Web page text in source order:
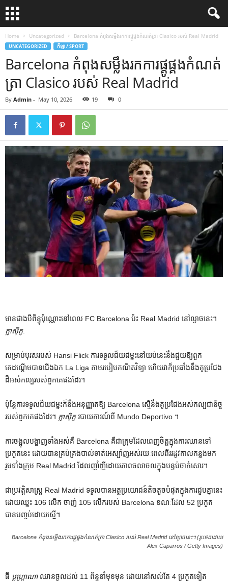
Home Uncategorized Barcelona កំពុងសម្លឹងរកការផ្គូផ្គងកំណត់ត្រា Clasico របស់ Real Madrid
UNCATEGORIZED កីឡា / SPORT
Barcelona កំពុងសម្លឹងរកការផ្គូផ្គងកំណត់
ត្រា Clasico របស់ Real Madrid
By Admin - May 10, 2026 19 0
មាន​ជាង​បី​ពិន្ទុ​ប៉ុណ្ណោះ​នៅ​ពេល FC Barcelona ប៉ះ Real Madrid នៅ​ល្ងាច​នេះ។
ក្លាស៊ីកូ.
សម្រាប់បុរសរបស់ Hansi Flick ការទទួលជ័យជម្នះនៅយប់នេះនឹងជួយឱ្យពួក
គេដណ្តើមបានជើងឯក La Liga តាមរបៀបគណិតវិទ្យា ហើយវាក៏ប្រឆាំងនឹងគូប្រជែង
ដ៏អស់កល្បរបស់ពួកគេផងដែរ។
ប៉ុន្តែ​ការ​ទទួល​ជ័យ​ជម្នះ​ក៏​នឹង​អនុញ្ញាត​ឱ្យ Barcelona ស្មើ​នឹង​គូ​ប្រជែង​អស់​កល្ប​ជានិច្ច​
របស់​ពួក​គេ​ផង​ដែរ​។ ក្លាស៊ីកូរបាយការណ៍ពី Mundo Deportivo ។
ការចង្អុលបង្ហាញទាំងអស់គឺ Barcelona គឺជាក្រុមដែលពេញចិត្តក្នុងការឈានទៅ
ប្រកួតនេះ ដោយបានគ្រប់គ្រងបាល់ទាត់អេស្ប៉ាញអស់រយៈពេលពីររដូវកាលកន្លងមក
រួមទាំងក្រុម Real Madrid ដែលញាំញីដោយភាពចលាចលក្នុងបន្ទប់ចាក់សោរ។
ជាប្រវត្តិសាស្ត្រ Real Madrid ទទួលបានអត្ថប្រយោជន៍តិចតួចបំផុតក្នុងការជួបគ្នានេះ
ដោយឈ្នះ 106 លើក ចាញ់ 105 លើករបស់ Barcelona ខណៈដែល 52 ប្រកួត
បានបញ្ចប់ដោយស្មើ។
Barcelona កំពុងសម្លឹងរកការផ្គូផ្គងកំណត់ត្រា Clasico របស់ Real Madrid នៅល្ងាចនេះ។ (រូបថតដោយ
Alex Caparros / Getty Images)
ធី ប្លូហ្គ្រាណា ឈានចូលដល់ 11 ពិន្ទុនាំមុខមុន ដោយនៅសល់តែ 4 ប្រកួតទៀត